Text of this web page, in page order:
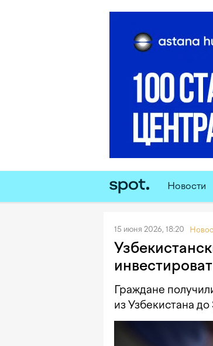
Новости
15 июня 2026, 18:20
Граждане
из Узбекистана до